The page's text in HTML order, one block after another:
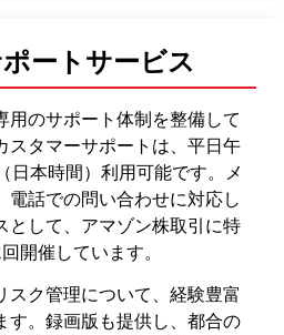
ートサービス
用のサポート体制を整備して
スタマーサポートは、平日午
日本時間）利用可能です。メ
電話での問い合わせに対応し
として、アマゾン株取引に特
開催しています。
スク管理について、経験豊富
す。録画版も提供し、都合の